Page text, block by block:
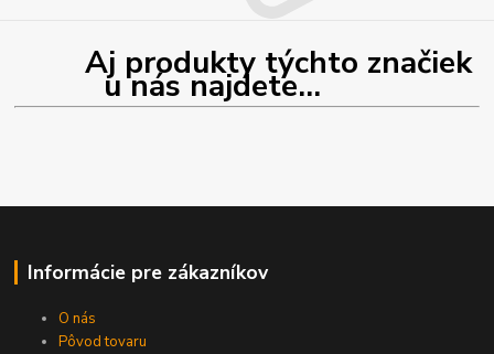
Aj produkty týchto značiek
u nás najdete...
Informácie pre zákazníkov
O nás
Pôvod tovaru